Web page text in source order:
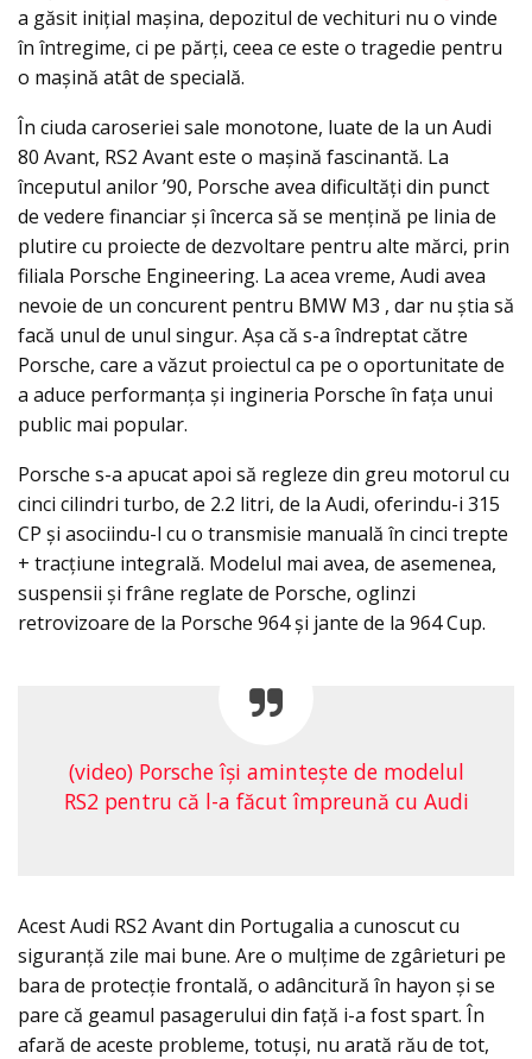
a găsit inițial mașina, depozitul de vechituri nu o vinde
în întregime, ci pe părţi, ceea ce este o tragedie pentru
o mașină atât de specială.
În ciuda caroseriei sale monotone, luate de la un Audi
80 Avant, RS2 Avant este o mașină fascinantă. La
începutul anilor ’90, Porsche avea dificultăți din punct
de vedere financiar şi încerca să se menţină pe linia de
plutire cu proiecte de dezvoltare pentru alte mărci, prin
filiala Porsche Engineering. La acea vreme, Audi avea
nevoie de un concurent pentru BMW M3 , dar nu știa să
facă unul de unul singur. Așa că s-a îndreptat către
Porsche, care a văzut proiectul ca pe o oportunitate de
a aduce performanța și ingineria Porsche în fața unui
public mai popular.
Porsche s-a apucat apoi să regleze din greu motorul cu
cinci cilindri turbo, de 2.2 litri, de la Audi, oferindu-i 315
CP și asociindu-l cu o transmisie manuală în cinci trepte
+ tracțiune integrală. Modelul mai avea, de asemenea,
suspensii și frâne reglate de Porsche, oglinzi
retrovizoare de la Porsche 964 și jante de la 964 Cup.
(video) Porsche îşi amintește de modelul
RS2 pentru că l-a făcut împreună cu Audi
Acest Audi RS2 Avant din Portugalia a cunoscut cu
siguranță zile mai bune. Are o mulțime de zgârieturi pe
bara de protecție frontală, o adâncitură în hayon și se
pare că geamul pasagerului din față i-a fost spart. În
afară de aceste probleme, totuși, nu arată rău de tot,